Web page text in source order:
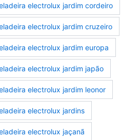
electrolux jardim cordeiro
electrolux jardim cruzeiro
electrolux jardim europa
electrolux jardim japão
electrolux jardim leonor
electrolux jardins
electrolux jaçanã